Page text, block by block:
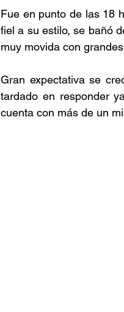
Fue en punto de las 18
fiel a su estilo, se bañó
muy movida con
Gran expectativa se
tardado en responder
cuenta con más de un